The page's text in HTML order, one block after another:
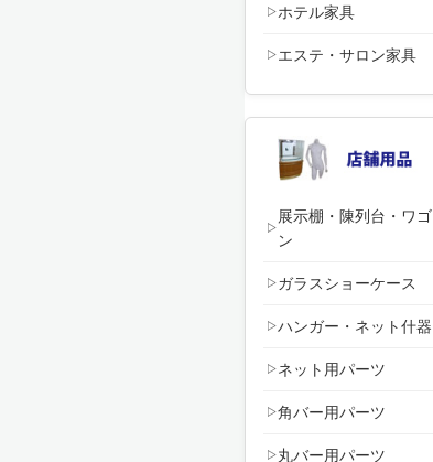
ホテル家具
エステ・サロン家具
展示棚・陳列台・ワゴ
ン
ガラスショーケース
ハンガー・ネット什器
ネット用パーツ
角バー用パーツ
丸バー用パーツ